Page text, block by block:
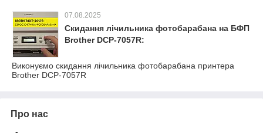
07.08.2025
Скидання лічильника фотобарабана на БФП
Brother DCP-7057R:
Виконуємо скидання лічильника фотобарабана принтера
Brother DCP-7057R
Про нас